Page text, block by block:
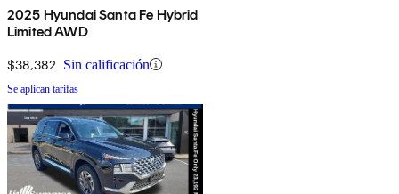
2025 Hyundai Santa Fe Hybrid
Limited AWD
$38,382 Sin calificación
Se aplican tarifas